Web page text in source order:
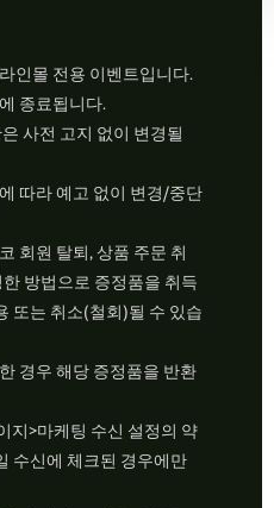
인몰 전용 이벤트입니다.
종료됩니다.
사전 고지 없이 변경될
따라 예고 없이 변경/중단
회원 탈퇴, 상품 주문 취
방법으로 증정품을 취득
또는 취소(철회)될 수 있습
경우 해당 증정품을 반환
지>마케팅 수신 설정의 약
수신에 체크된 경우에만